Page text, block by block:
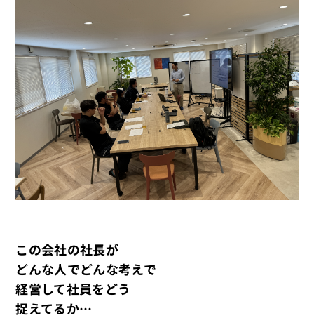
この会社の社長が
どんな人でどんな考えで
経営して社員をどう
捉えてるか…